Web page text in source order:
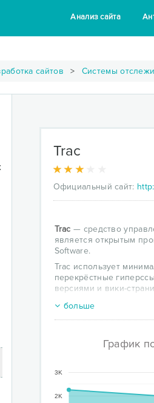
Анализ сайта
сайтов Системы
Trac
Официальный сайт:
Trac — средство
является открытым
Software.
Trac использует
перекрёстные
версиями и вики-
Поддерживаются базы
больше
График
2K
3K